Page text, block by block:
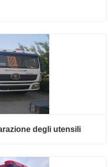
degli utensili